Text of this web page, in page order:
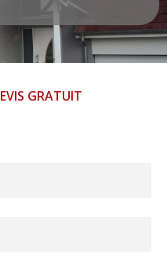
GRATUIT